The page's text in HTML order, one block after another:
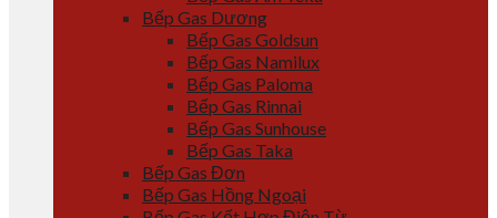
Bếp Gas Dương
Bếp Gas Goldsun
Bếp Gas Namilux
Bếp Gas Paloma
Bếp Gas Rinnai
Bếp Gas Sunhouse
Bếp Gas Taka
Bếp Gas Đơn
Bếp Gas Hồng Ngoại